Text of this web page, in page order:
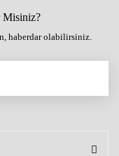
Misiniz?
haberdar olabilirsiniz.